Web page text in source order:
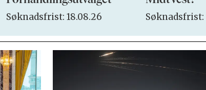
Søknadsfrist: 18.08.26 Søknadsfrist: